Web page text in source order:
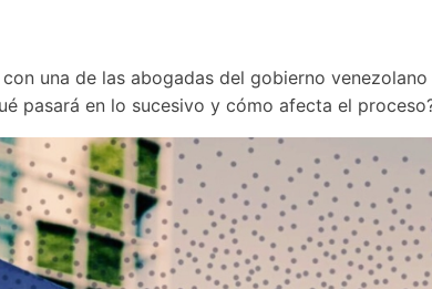
una de las abogadas del gobierno
pasará en lo sucesivo y cómo afecta el